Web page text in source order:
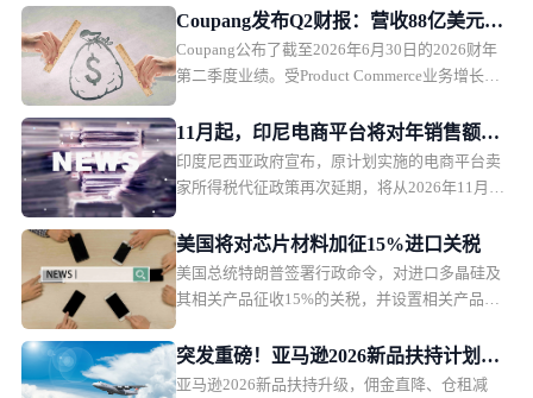
市场趋势，探讨未来欧洲电商市场的发展方向。
Coupang发布Q2财报：营收88亿美元，
盈利能力承压
Coupang公布了截至2026年6月30日的2026财年
第二季度业绩。受Product Commerce业务增长放
持增长，但利润承压。
11月起，印尼电商平台将对年销售额超5
亿卢比卖家征税
印度尼西亚政府宣布，原计划实施的电商平台卖
家所得税代征政策再次延期，将从2026年11月1
要是为了在当前经济环境下维护消费者购买力，
政策本身内容不会改变，只是推迟实施时间。
美国将对芯片材料加征15%进口关税
美国总统特朗普签署行政命令，对进口多晶硅及
其相关产品征收15%的关税，并设置相关产品的
效。
突发重磅！亚马逊2026新品扶持计划出
炉，物流、仓储、佣金三重补贴
亚马逊2026新品扶持升级，佣金直降、仓租减